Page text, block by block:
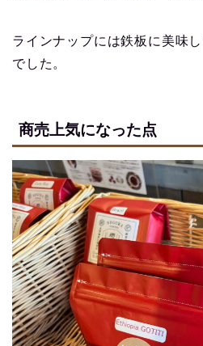
ラインナップには鉄板に美味
でした。
商売上気になった点